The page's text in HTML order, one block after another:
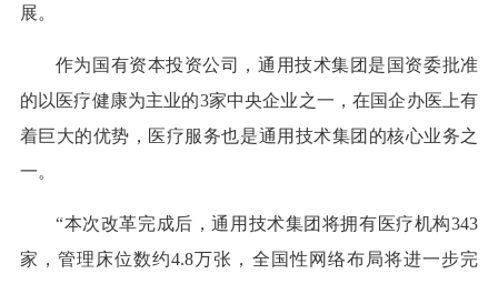
展。
作为国有资本投资公司，通用技术集团是国资委批准
的以医疗健康为主业的3家中央企业之一，在国企办医上有
着巨大的优势，医疗服务也是通用技术集团的核心业务之
一。
“本次改革完成后，通用技术集团将拥有医疗机构343
家，管理床位数约4.8万张，全国性网络布局将进一步完